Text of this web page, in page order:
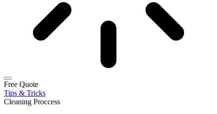
Free Quote
Tips & Tricks
Cleaning Proccess